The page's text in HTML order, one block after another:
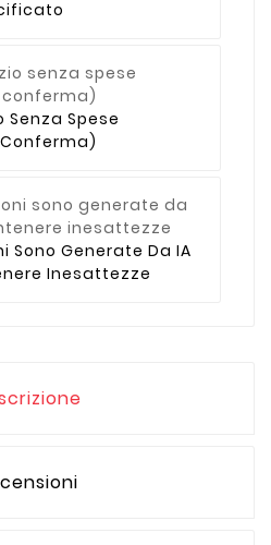
Senza Spese
Sono Generate Da IA
Inesattezze